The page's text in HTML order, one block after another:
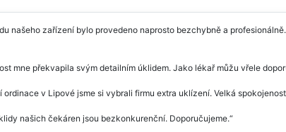
našeho zařízení bylo provedeno naprosto bezchybně a
mne překvapila svým detailním úklidem. Jako lékař můžu vřele
ordinace v Lipové jsme si vybrali firmu extra uklízení. Velká
našich čekáren jsou bezkonkurenční. Doporučujeme.